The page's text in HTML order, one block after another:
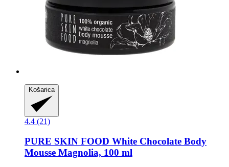
Košarica
4.4 (21)
PURE SKIN FOOD White Chocolate Body
Mousse Magnolia, 100 ml